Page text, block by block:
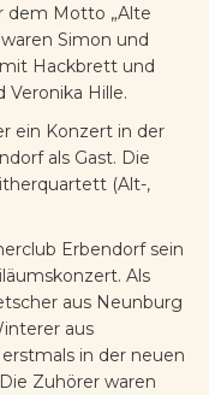
dem Motto „Alte
Simon und
Hackbrett und
Hille.
ein Konzert in der
als Gast. Die
(Alt-,
Erbendorf sein
Als
aus Neunburg
aus
in der neuen
Zuhörer waren